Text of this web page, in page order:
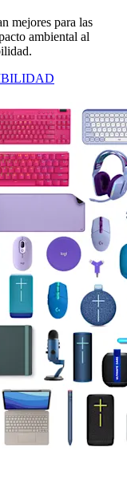
mejores para las
ambiental al